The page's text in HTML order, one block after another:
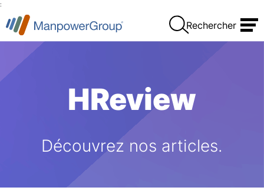
:
Rechercher
HReview
Découvrez nos articles.